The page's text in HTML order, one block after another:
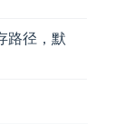
路径，默